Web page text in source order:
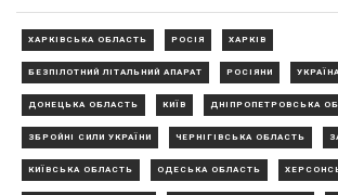
ХАРКІВСЬКА ОБЛАСТЬ РОСІЯ ХАРКІВ
БЕЗПІЛОТНИЙ ЛІТАЛЬНИЙ АПАРАТ РОСІЯНИ УКРАЇНА
ДОНЕЦЬКА ОБЛАСТЬ КИЇВ ДНІПРОПЕТРОВСЬКА
ЗБРОЙНІ СИЛИ УКРАЇНИ ЧЕРНІГІВСЬКА ОБЛАСТЬ
КИЇВСЬКА ОБЛАСТЬ ОДЕСЬКА ОБЛАСТЬ